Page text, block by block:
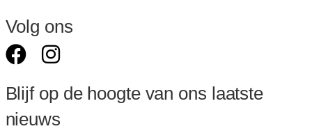
Volg ons
Blijf op de hoogte van ons laatste
nieuws